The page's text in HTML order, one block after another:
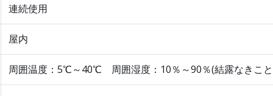
連続使用
屋内
周囲温度：5℃～40℃ 周囲湿度：10％～90％(結露なきこ